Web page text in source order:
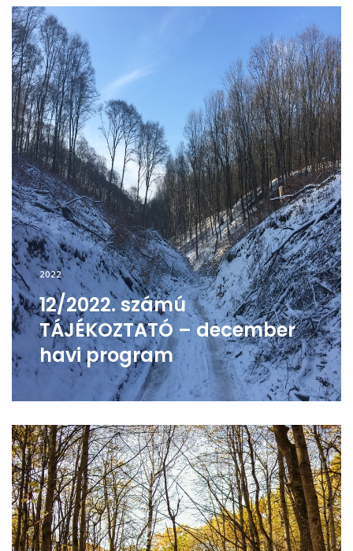
2022
12/2022. számú
TÁJÉKOZTATÓ – december
havi program